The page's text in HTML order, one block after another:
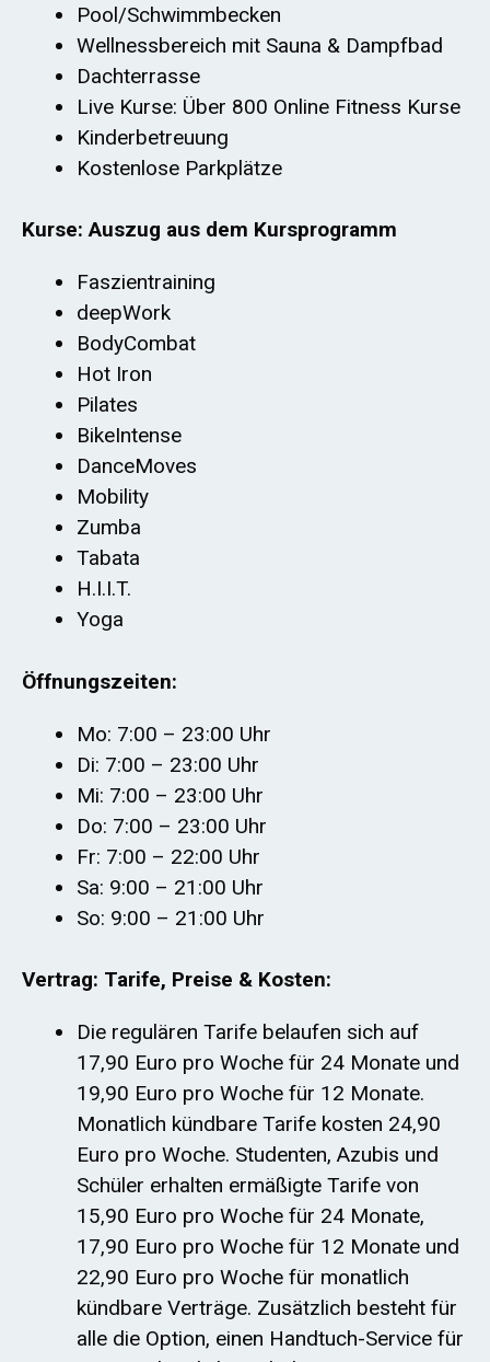
Pool/Schwimmbecken
Wellnessbereich mit Sauna & Dampfbad
Dachterrasse
Live Kurse: Über 800 Online Fitness Kurse
Kinderbetreuung
Kostenlose Parkplätze
Kurse: Auszug aus dem Kursprogramm
Faszientraining
deepWork
BodyCombat
Hot Iron
Pilates
BikeIntense
DanceMoves
Mobility
Zumba
Tabata
H.I.I.T.
Yoga
Öffnungszeiten:
Mo: 7:00 – 23:00 Uhr
Di: 7:00 – 23:00 Uhr
Mi: 7:00 – 23:00 Uhr
Do: 7:00 – 23:00 Uhr
Fr: 7:00 – 22:00 Uhr
Sa: 9:00 – 21:00 Uhr
So: 9:00 – 21:00 Uhr
Vertrag: Tarife, Preise & Kosten:
Die regulären Tarife belaufen sich auf
17,90 Euro pro Woche für 24 Monate und
19,90 Euro pro Woche für 12 Monate.
Monatlich kündbare Tarife kosten 24,90
Euro pro Woche. Studenten, Azubis und
Schüler erhalten ermäßigte Tarife von
15,90 Euro pro Woche für 24 Monate,
17,90 Euro pro Woche für 12 Monate und
22,90 Euro pro Woche für monatlich
kündbare Verträge. Zusätzlich besteht für
alle die Option, einen Handtuch-Service für